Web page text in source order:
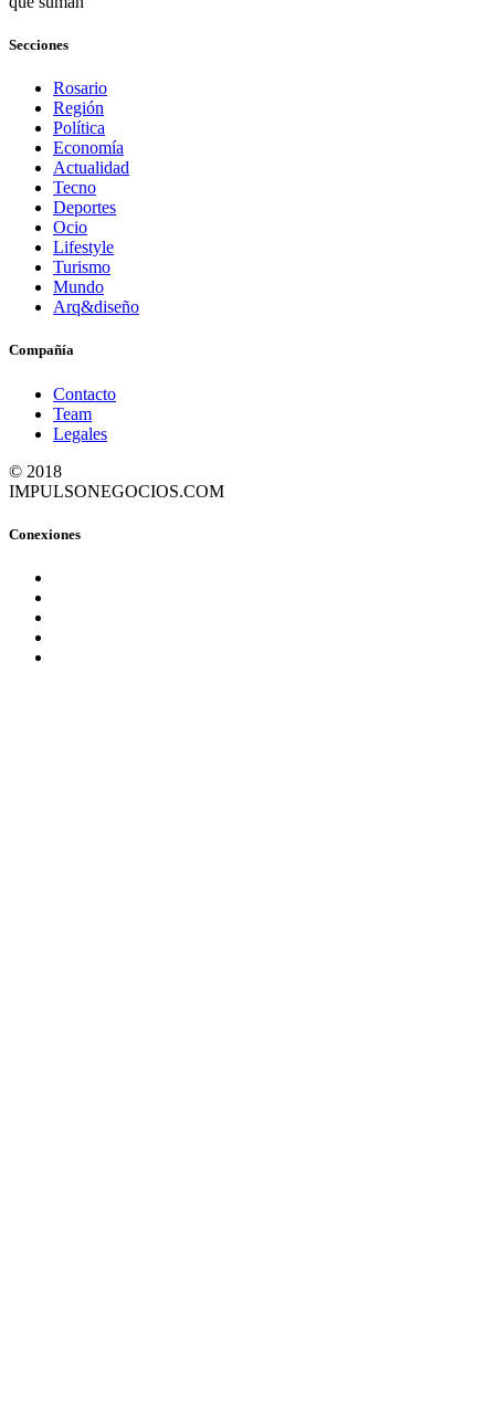
Secciones
Rosario
Región
Política
Economía
Actualidad
Tecno
Deportes
Ocio
Lifestyle
Turismo
Mundo
Arq&diseño
Compañía
Contacto
Team
Legales
© 2018
IMPULSONEGOCIOS.COM
Conexiones